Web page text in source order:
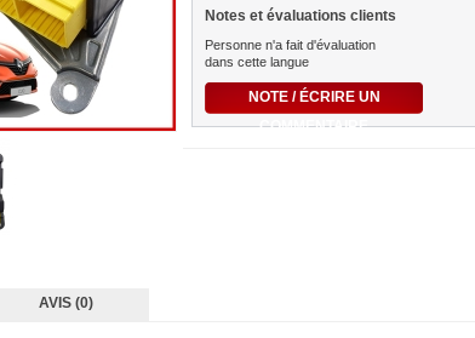
Notes et évaluations clients
Personne n'a fait d'évaluation
dans cette langue
NOTE / ÉCRIRE UN
COMMENTAIRE
AVIS (0)